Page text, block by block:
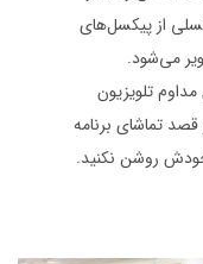
از پیکسل‌های
می‌شود.
تلویزیون
تماشای برنامه
خودش روشن نکنید.